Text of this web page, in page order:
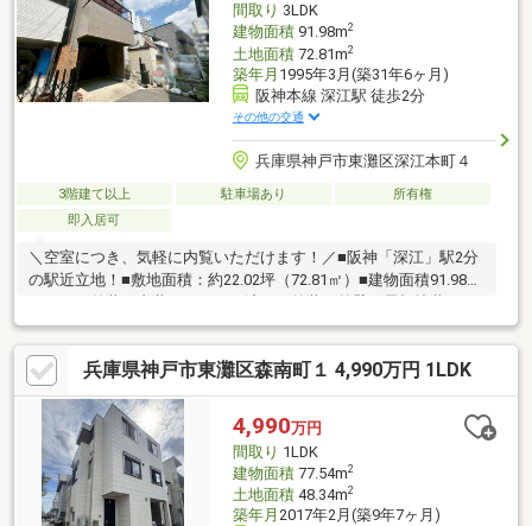
間取り 3LDK
建物面積91.98m2
土地面積72.81m2
築年月 1995年3月(築31年6ヶ月)
阪神本線 深江駅 徒歩2分
その他の交通
兵庫県神戸市東灘区深江本町４
3階建て以上 駐車場あり
所有権
即入居可
＼空室につき、気軽に内覧いただけます！／■阪神「深江」駅2分
の駅近立地！■敷地面積：約22.02坪（72.81㎡）■建物面積91.98㎡
ルコニー防水／宅配ボックス新設＜設備＞システムキッチン／バ
スルーム／トイレ（1階2階）／洗面台＜貼替＞クロス／フロアタ
イル／畳／襖■キッチン前面に窓あり！明るくお料理できます。
食洗機付きで家事の時短にも！＜その他周辺環境＞・市立本庄小
学校…徒歩3分・市立本庄中学校…徒歩5分・ふかえ虹こども園…徒
歩1分・東灘本庄保育所…徒歩3分・コープ…徒歩6分・業務スーパ
ー…徒歩6分
兵庫県神戸市東灘区森南町１ 4,990万円 1LDK
4,990万円
間取り 1LDK
建物面積77.54m2
土地面積48.34m2
築年月 2017年2月(築9年7ヶ月)